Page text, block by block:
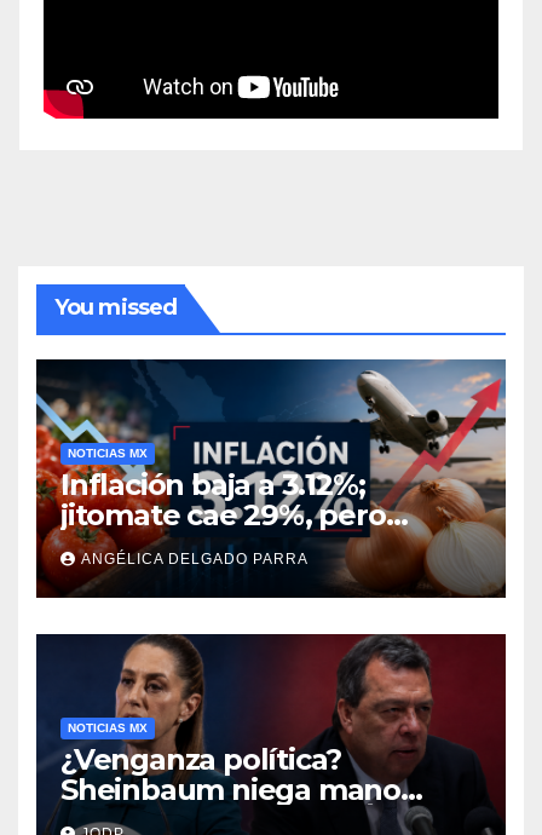
You missed
NOTICIAS MX
Inflación baja a 3.12%;
jitomate cae 29%, pero
cebolla y vuelos se
encarecen
ANGÉLICA DELGADO PARRA
NOTICIAS MX
¿Venganza política?
Sheinbaum niega mano
negra en captura de Ángel